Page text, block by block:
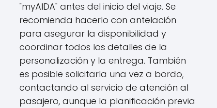
"myAIDA" antes del inicio del viaje. Se
recomienda hacerlo con antelación
para asegurar la disponibilidad y
coordinar todos los detalles de la
personalización y la entrega. También
es posible solicitarla una vez a bordo,
contactando al servicio de atención al
pasajero, aunque la planificación previa